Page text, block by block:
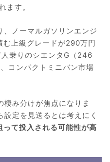
ます。
ノーマルガソリンエンジ
上級グレードが290万円
乗りのシエンタG（246
コンパクトミニバン市場
棲み分けが焦点になりま
定を見送るとは考えにく
て投入される可能性が高